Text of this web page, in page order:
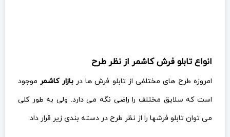
انواع تابلو فرش کاشمر از نظر طرح
امروزه طرح های مختلفی از تابلو فرش ها دربازار کاشمر موجود
است که سلایق مختلف را راضی نگه می دارد. ولی به طور کلی
می توان تابلو فرشها را از نظر طرح در دسته بندی زیر قرار داد: